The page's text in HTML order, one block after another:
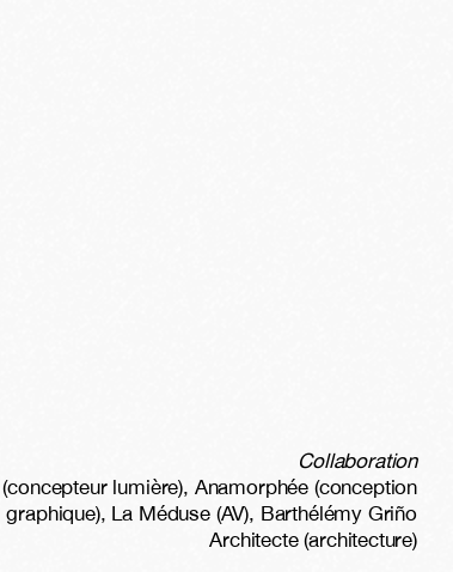
Collaboration
lumière), Anamorphée (conception
graphique), La Méduse (AV), Barthélémy Griño
Architecte (architecture)